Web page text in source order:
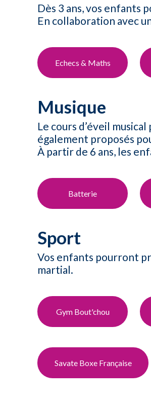
Dès 3 ans, vos enfants
En collaboration avec
Echecs & Maths
Musique
Le cours d’éveil
également proposés
À partir de 6 ans, les
Batterie​
Sport
Vos enfants pourront
martial.​
Gym​ Bout'chou
Savate Boxe Française​